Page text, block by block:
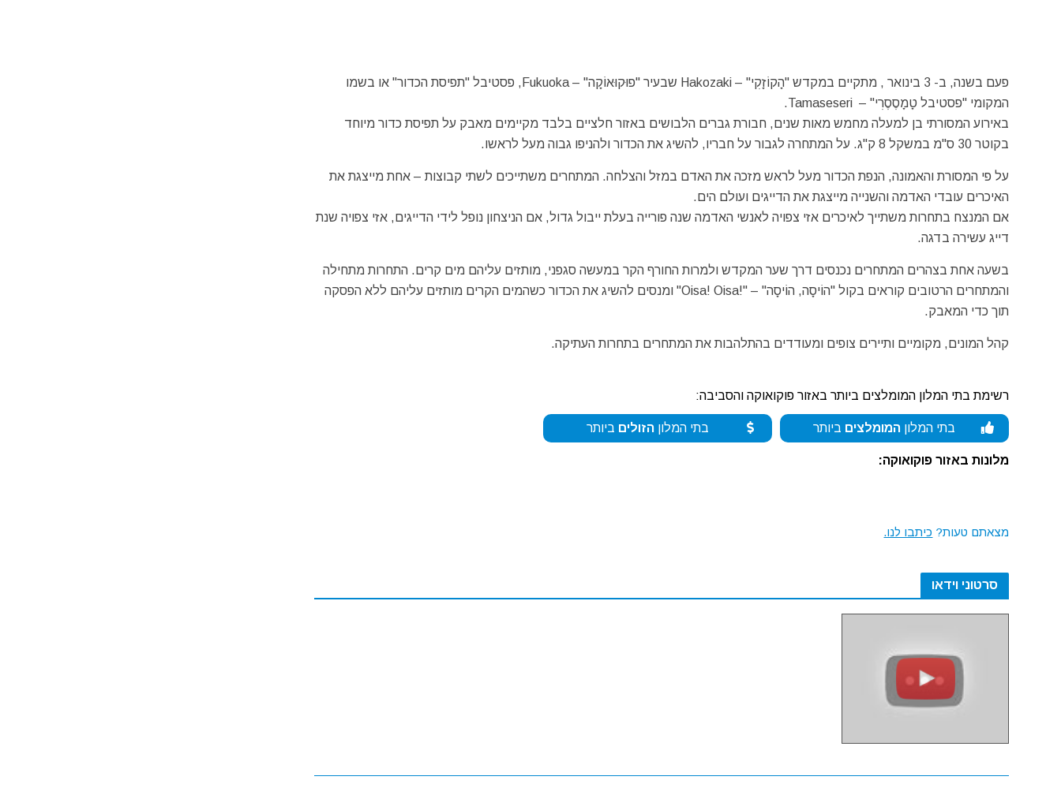
פעם בשנה, ב- 3 בינואר , מתקיים במקדש "הָקוֹזָקִי" – Hakozaki שבעיר "פוּקוּאוֹקָה" – Fukuoka, פסטיבל "תפיסת הכדור" או בשמו
המקומי "פסטיבל טָמָסֶסֶרִי" – Tamaseseri.
באירוע המסורתי בן למעלה מחמש מאות שנים, חבורת גברים הלבושים באזור חלציים בלבד מקיימים מאבק על תפיסת כדור מיוחד
בקוטר 30 ס"מ במשקל 8 ק"ג. על המתחרה לגבור על חבריו, להשיג את הכדור ולהניפו גבוה מעל לראשו.
על פי המסורת והאמונה, הנפת הכדור מעל לראש מזכה את האדם במזל והצלחה. המתחרים משתייכים לשתי קבוצות – אחת מייצגת את
האיכרים עובדי האדמה והשנייה מייצגת את הדייגים ועולם הים.
אם המנצח בתחרות משתייך לאיכרים אזי צפויה לאנשי האדמה שנה פורייה בעלת ייבול גדול, אם הניצחון נופל לידי הדייגים, אזי צפויה שנת
דייג עשירה בדגה.
בשעה אחת בצהרים המתחרים נכנסים דרך שער המקדש ולמרות החורף הקר במעשה סגפני, מותזים עליהם מים קרים. התחרות מתחילה
והמתחרים הרטובים קוראים בקול "הוֹיסָה, הוֹיסָה" – "!Oisa! Oisa" ומנסים להשיג את הכדור כשהמים הקרים מותזים עליהם ללא הפסקה
תוך כדי המאבק.
קהל המונים, מקומיים ותיירים צופים ומעודדים בהתלהבות את המתחרים בתחרות העתיקה.
רשימת בתי המלון המומלצים ביותר באזור פוקואוקה והסביבה:
בתי המלון המומלצים ביותר בתי המלוןהזולים ביותר
מלונות באזור פוקואוקה:
מצאתם טעות? כיתבו לנו.
סרטוני וידאו